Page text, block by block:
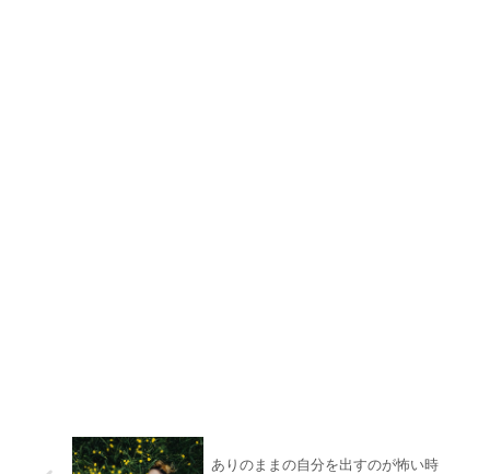
ありのままの自分を出すのが怖い時